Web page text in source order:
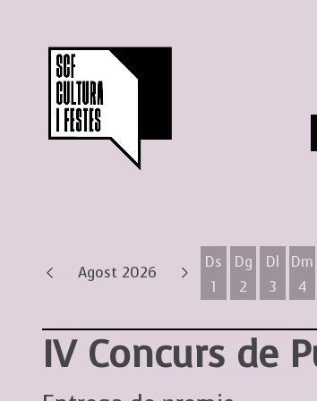
Agost 2026
Ds
1
Dg
2
Dl
3
Dm
4
IV Concurs de